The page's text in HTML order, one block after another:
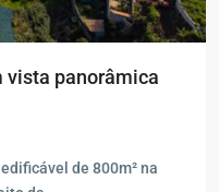
vista panorâmica
de 800m² na